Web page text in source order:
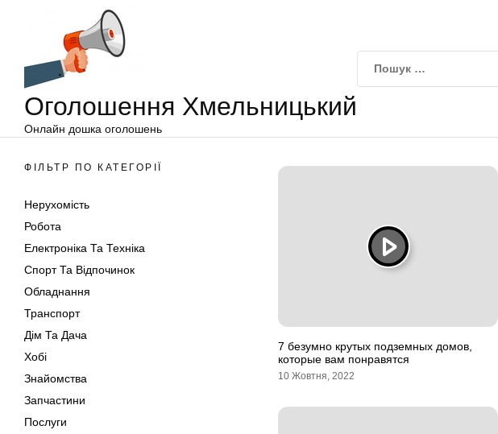
Оголошення Хмельницький
Онлайн дошка оголошень
ФІЛЬТР ПО КАТЕГОРІЇ
Нерухомість
Робота
Електроніка Та Техніка
Спорт Та Відпочинок
Обладнання
Транспорт
Дім Та Дача
Хобі
Знайомства
Запчастини
Послуги
7 безумно крутых подземных домов,
которые вам понравятся
10 Жовтня, 2022